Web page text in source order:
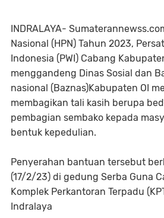
INDRALAYA-
Nasional (HPN) Tahun 2023,
Indonesia (PWI) Cabang
menggandeng Dinas Sosial dan
nasional (Baznas)Kabupaten OI
membagikan tali kasih berupa
pembagian sembako kepada
bentuk kepedulian.
Penyerahan bantuan tersebut
(17/2/23) di gedung Serba Guna
Komplek Perkantoran Terpadu
Indralaya